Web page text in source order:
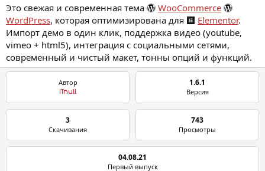
и
я
Это свежая и современная тема
WooCommerce
WordPress, которая оптимизирована для Elementor.
Импорт демо в один клик, поддержка видео (youtube,
vimeo + html5), интеграция с социальными сетями,
современный и чистый макет, тонны опций и функций.
Автор
iTnull
1.6.1
Версия
3
Скачивания
743
Просмотры
04.08.21
Первый выпуск